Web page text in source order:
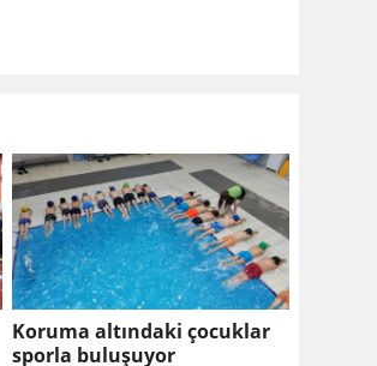
Koruma altındaki çocuklar
sporla buluşuyor